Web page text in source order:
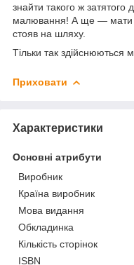
знайти такого ж затятого
малювання! А ще — мати
стояв на шляху.
Тільки так здійснюються
Приховати
Характеристики
Основні атрибути
Виробник
Країна виробник
Мова видання
Обкладинка
Кількість сторінок
ISBN